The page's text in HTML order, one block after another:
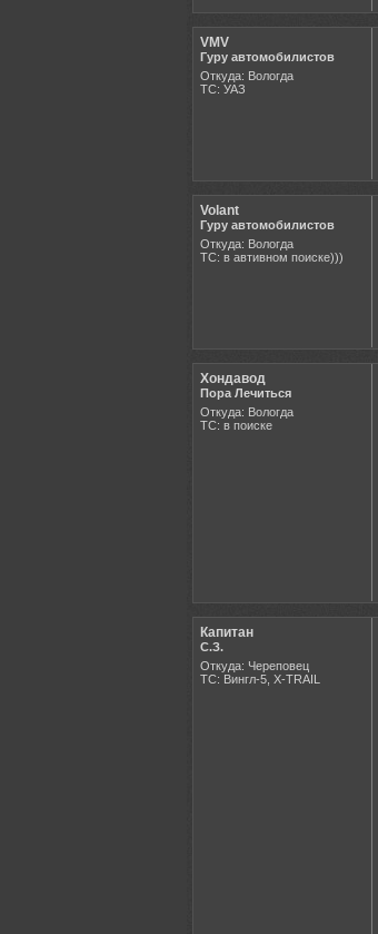
VMV
Гуру автомобилистов
Откуда: Вологда
ТС: УАЗ
Volant
Гуру автомобилистов
Откуда: Вологда
ТС: в автивном поиске)))
Хондавод
Пора Лечиться
Откуда: Вологда
ТС: в поиске
Капитан
С.З.
Откуда: Череповец
ТС: Вингл-5, X-TRAIL